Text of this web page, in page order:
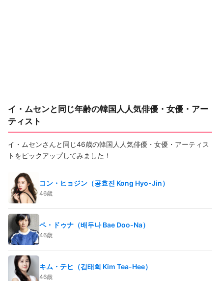
イ・ムセンと同じ年齢の韓国人人気俳優・女優・アー
ティスト
イ・ムセンさんと同じ46歳の韓国人人気俳優・女優・アーティス
トをピックアップしてみました！
コン・ヒョジン（공효진 Kong Hyo-Jin）
46歳
ペ・ドゥナ（배두나 Bae Doo-Na）
46歳
キム・テヒ（김태희 Kim Tea-Hee）
46歳